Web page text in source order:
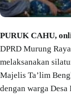
PURUK CAHU,
DPRD Murung
melaksanakan
Majelis Ta’lim
dengan warga